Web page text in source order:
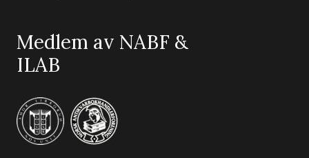
Medlem av NABF &
ILAB